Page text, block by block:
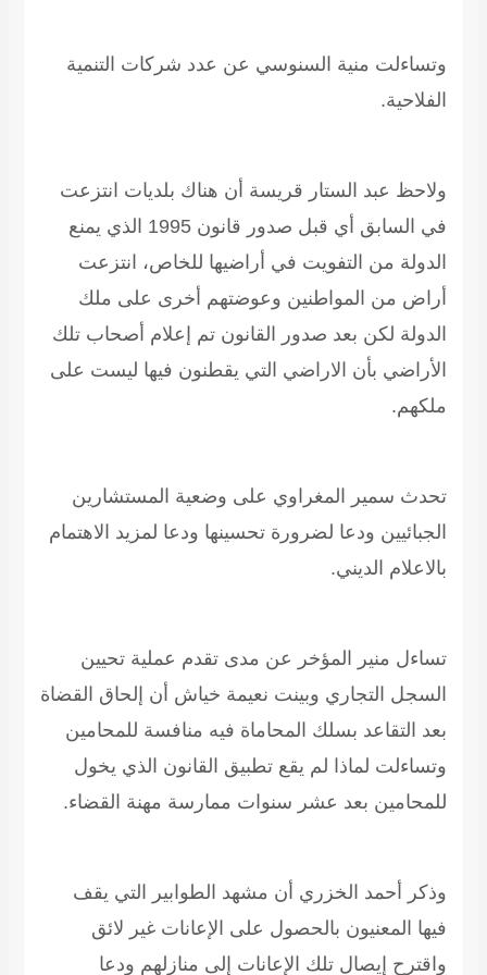
وتساءلت منية السنوسي عن عدد شركات التنمية
الفلاحية.
ولاحظ عبد الستار قريسة أن هناك بلديات انتزعت
في السابق أي قبل صدور قانون 1995 الذي يمنع
الدولة من التفويت في أراضيها للخاص، انتزعت
أراض من المواطنين وعوضتهم أخرى على ملك
الدولة لكن بعد صدور القانون تم إعلام أصحاب تلك
الأراضي بأن الاراضي التي يقطنون فيها ليست على
ملكهم.
تحدث سمير المغراوي على وضعية المستشارين
الجبائيين ودعا لضرورة تحسينها ودعا لمزيد الاهتمام
بالاعلام الديني.
تساءل منير المؤخر عن مدى تقدم عملية تحيين
السجل التجاري وبينت نعيمة خياش أن إلحاق القضاة
بعد التقاعد بسلك المحاماة فيه منافسة للمحامين
وتساءلت لماذا لم يقع تطبيق القانون الذي يخول
للمحامين بعد عشر سنوات ممارسة مهنة القضاء.
وذكر أحمد الخزري أن مشهد الطوابير التي يقف
فيها المعنيون بالحصول على الإعانات غير لائق
واقترح إيصال تلك الإعانات إلى منازلهم ودعا